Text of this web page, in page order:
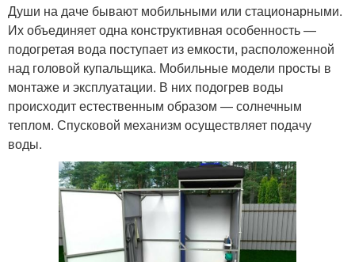
Души на даче бывают мобильными или стационарными.
Их объединяет одна конструктивная особенность —
подогретая вода поступает из емкости, расположенной
над головой купальщика. Мобильные модели просты в
монтаже и эксплуатации. В них подогрев воды
происходит естественным образом — солнечным
теплом. Спусковой механизм осуществляет подачу
воды.